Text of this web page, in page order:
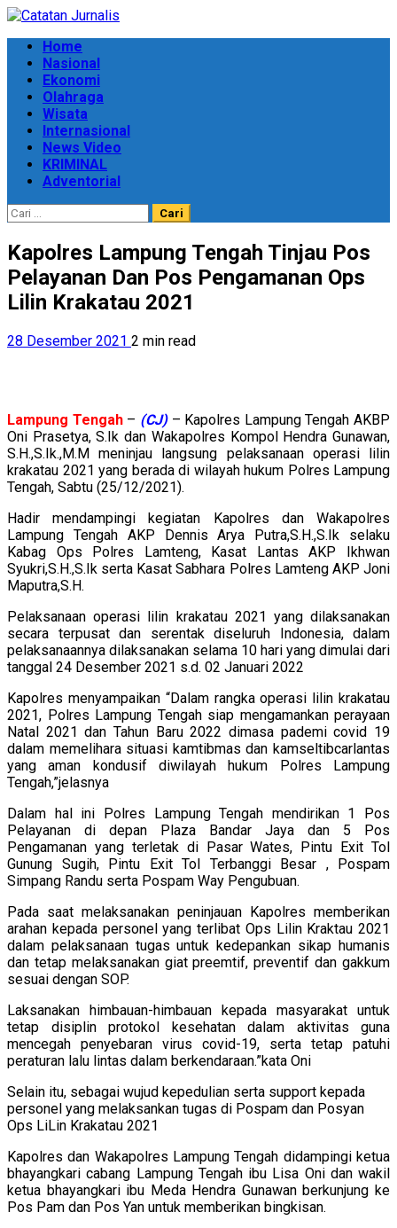
Skip
content
Primary
Menu
Home
Nasional
Ekonomi
Olahraga
Wisata
Internasional
News Video
KRIMINAL
Adventorial
Cari
untuk:
Kapolres Lampung Tengah Tinjau Pos
Pelayanan Dan Pos Pengamanan Ops
Lilin Krakatau 2021
28 Desember 2021 2 min read
Lampung Tengah– (CJ)– Kapolres Lampung Tengah AKBP
Oni Prasetya, S.Ik dan Wakapolres Kompol Hendra Gunawan,
S.H.,S.Ik.,M.M meninjau langsung pelaksanaan operasi lilin
krakatau 2021 yang berada di wilayah hukum Polres Lampung
Tengah, Sabtu (25/12/2021).
Hadir mendampingi kegiatan Kapolres dan Wakapolres
Lampung Tengah AKP Dennis Arya Putra,S.H.,S.Ik selaku
Kabag Ops Polres Lamteng, Kasat Lantas AKP Ikhwan
Syukri,S.H.,S.Ik serta Kasat Sabhara Polres Lamteng AKP Joni
Maputra,S.H.
Pelaksanaan operasi lilin krakatau 2021 yang dilaksanakan
secara terpusat dan serentak diseluruh Indonesia, dalam
pelaksanaannya dilaksanakan selama 10 hari yang dimulai dari
tanggal 24 Desember 2021 s.d. 02 Januari 2022
Kapolres menyampaikan “Dalam rangka operasi lilin krakatau
2021, Polres Lampung Tengah siap mengamankan perayaan
Natal 2021 dan Tahun Baru 2022 dimasa pademi covid 19
dalam memelihara situasi kamtibmas dan kamseltibcarlantas
yang aman kondusif diwilayah hukum Polres Lampung
Tengah,”jelasnya
Dalam hal ini Polres Lampung Tengah mendirikan 1 Pos
Pelayanan di depan Plaza Bandar Jaya dan 5 Pos
Pengamanan yang terletak di Pasar Wates, Pintu Exit Tol
Gunung Sugih, Pintu Exit Tol Terbanggi Besar , Pospam
Simpang Randu serta Pospam Way Pengubuan.
Pada saat melaksanakan peninjauan Kapolres memberikan
arahan kepada personel yang terlibat Ops Lilin Kraktau 2021
dalam pelaksanaan tugas untuk kedepankan sikap humanis
dan tetap melaksanakan giat preemtif, preventif dan gakkum
sesuai dengan SOP.
Laksanakan himbauan-himbauan kepada masyarakat untuk
tetap disiplin protokol kesehatan dalam aktivitas guna
mencegah penyebaran virus covid-19, serta tetap patuhi
peraturan lalu lintas dalam berkendaraan.”kata Oni
Selain itu, sebagai wujud kepedulian serta support kepada
personel yang melaksankan tugas di Pospam dan Posyan
Ops LiLin Krakatau 2021
Kapolres dan Wakapolres Lampung Tengah didampingi ketua
bhayangkari cabang Lampung Tengah ibu Lisa Oni dan wakil
ketua bhayangkari ibu Meda Hendra Gunawan berkunjung ke
Pos Pam dan Pos Yan untuk memberikan bingkisan.